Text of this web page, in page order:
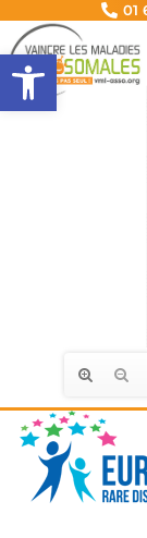
Ouvrir la barre d’outils
01